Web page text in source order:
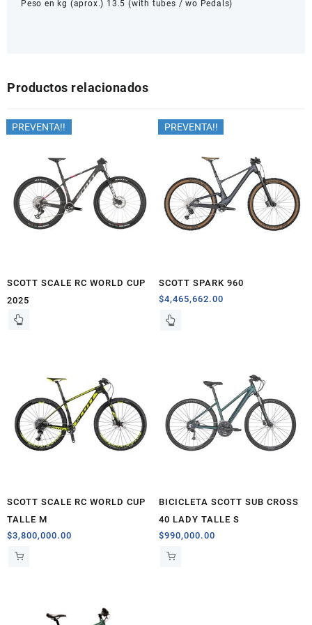
Peso en kg (aprox.) 13.5 (with tubes / wo Pedals)
Productos relacionados
PREVENTA!!
SCOTT SCALE RC WORLD CUP
2025
PREVENTA!!
SCOTT SPARK 960
$4,465,662.00
SCOTT SCALE RC WORLD CUP
TALLE M
$3,800,000.00
BICICLETA SCOTT SUB CROSS
40 LADY TALLE S
$990,000.00